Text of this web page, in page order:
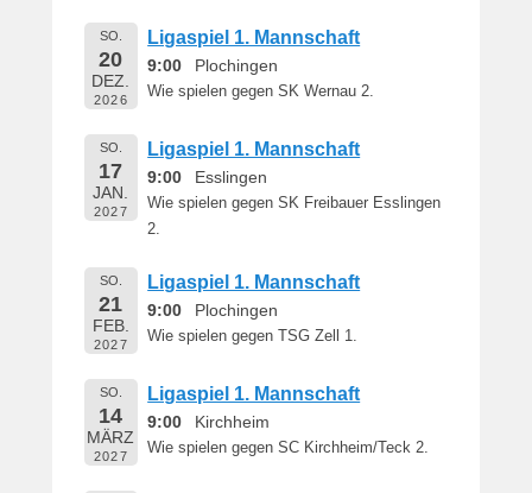
a
M
SO.
20
DEZ.
2026
Ligaspiel 1. Mannschaft
9:00 Plochingen
Wie spielen gegen SK Wernau 2.
SO.
17
JAN.
2027
Ligaspiel 1. Mannschaft
9:00 Esslingen
Wie spielen gegen SK Freibauer Esslingen
2.
SO.
21
FEB.
2027
Ligaspiel 1. Mannschaft
9:00 Plochingen
Wie spielen gegen TSG Zell 1.
SO.
14
MÄRZ
2027
Ligaspiel 1. Mannschaft
9:00 Kirchheim
Wie spielen gegen SC Kirchheim/Teck 2.